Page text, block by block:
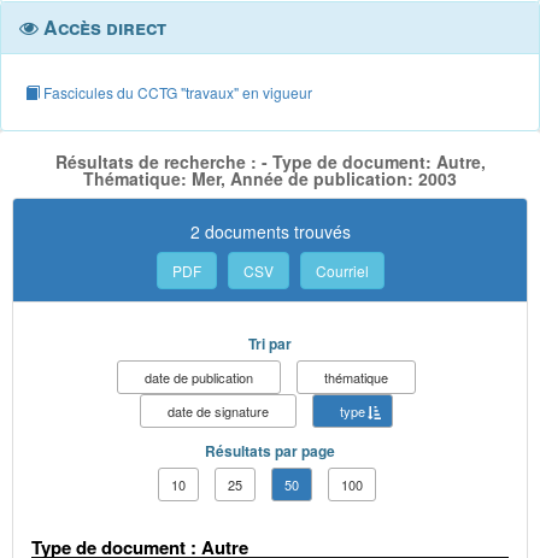
Accès direct
Fascicules du CCTG "travaux" en vigueur
Résultats de recherche : - Type de document: Autre,
Thématique: Mer, Année de publication: 2003
2 documents trouvés
PDF CSV Courriel
Tri par
date de publication
thématique
date de signature
type
Résultats par page
10 25 50 100
Type de document : Autre